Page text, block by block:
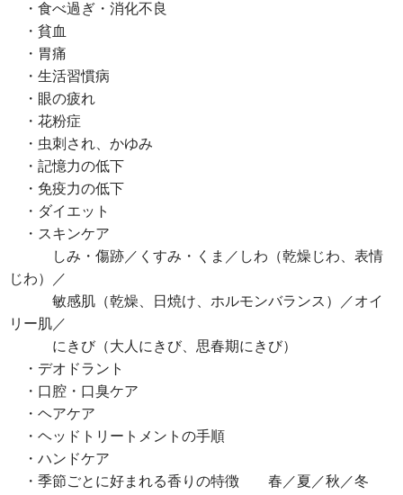
・食べ過ぎ・消化不良
・貧血
・胃痛
・生活習慣病
・眼の疲れ
・花粉症
・虫刺され、かゆみ
・記憶力の低下
・免疫力の低下
・ダイエット
・スキンケア
しみ・傷跡／くすみ・くま／しわ（乾燥じわ、表情
じわ）／
敏感肌（乾燥、日焼け、ホルモンバランス）／オイ
リー肌／
にきび（大人にきび、思春期にきび）
・デオドラント
・口腔・口臭ケア
・ヘアケア
・ヘッドトリートメントの手順
・ハンドケア
・季節ごとに好まれる香りの特徴 春／夏／秋／冬